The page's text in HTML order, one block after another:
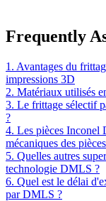
Frequently
1. Avantages du
impressions 3D
2. Matériaux utilisés
3. Le frittage sélectif
?
4. Les pièces Inconel
mécaniques des
5. Quelles autres
technologie DMLS ?
6. Quel est le délai
par DMLS ?